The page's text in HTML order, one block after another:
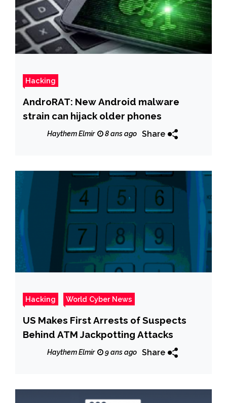
Hacking
AndroRAT: New Android malware
strain can hijack older phones
Haythem Elmir 8 ans ago Share
Hacking World Cyber News
US Makes First Arrests of Suspects
Behind ATM Jackpotting Attacks
Haythem Elmir 9 ans ago Share